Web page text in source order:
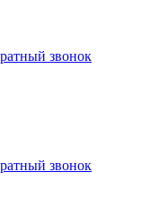
звонок
звонок